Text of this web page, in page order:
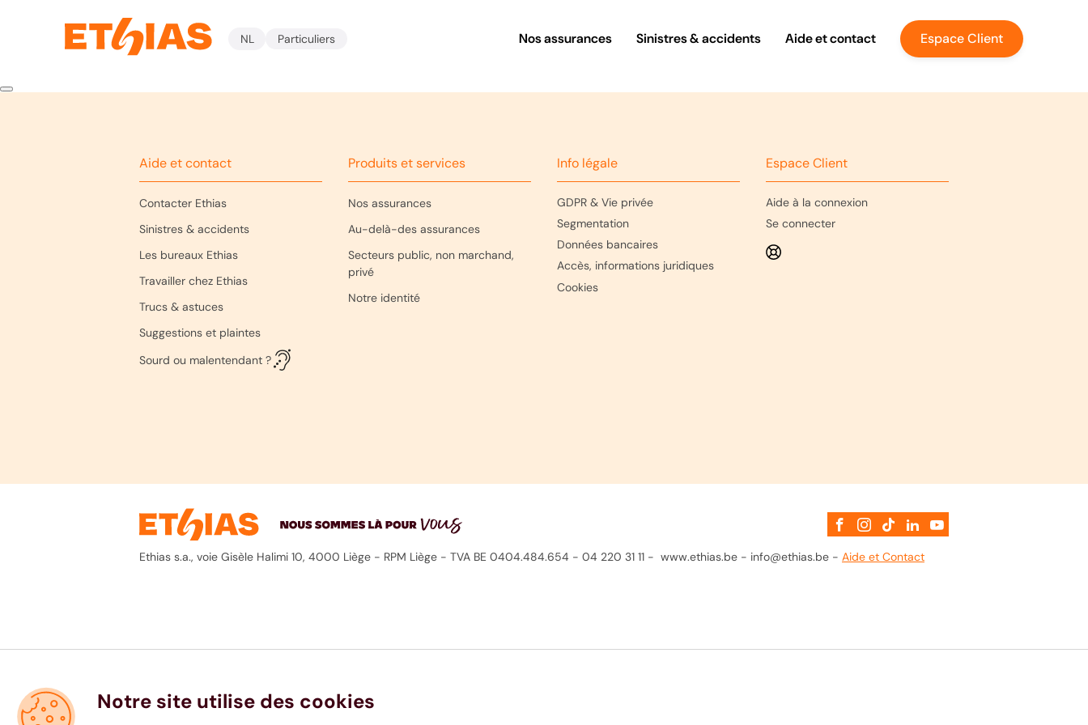
NL Particuliers Nos assurances Sinistres & accidents Aide et contact Espace Client
Aide et contact
Contacter Ethias
Sinistres & accidents
Les bureaux Ethias
Travailler chez Ethias
Trucs & astuces
Suggestions et plaintes
Sourd ou malentendant ?
Produits et services
Nos assurances
Au-delà-des assurances
Secteurs public, non marchand,
privé
Notre identité
Info légale
GDPR & Vie privée
Segmentation
Données bancaires
Accès, informations juridiques
Cookies
Espace Client
Aide à la connexion
Se connecter
Ethias s.a., voie Gisèle Halimi 10, 4000 Liège - RPM Liège - TVA BE 0404.484.654 - 04 220 31 11 - www.ethias.be - info@ethias.be - Aide et Contact
Notre site utilise des cookies